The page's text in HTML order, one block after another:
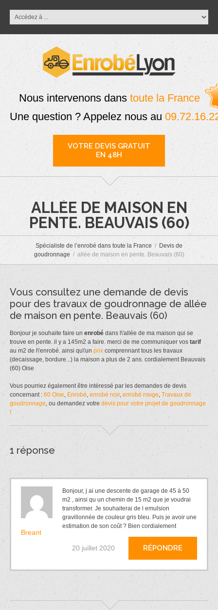
Nous intervenons dans toute la France
Une question ? Appelez nous au
VOTRE DEVIS GRATUIT
EN 48H
ALLÉE DE MAISON EN
PENTE. BEAUVAIS (60)
Spécialiste de l’enrobé dans toute la France
Devis de
goudronnage
allée de maison en pente. Beauvais (60)
Vous consultez une demande de devis
pour des travaux de goudronnage de allée
de maison en pente. Beauvais (60)
Bonjour je souhaite faire un enrobé dans l\'allée de ma maison qui se
trouve en pente. il y a 145m2 a faire. merci de me communiquer vos tarif
au m2 de l\'enrobé. ainsi qu\'un prix comprennant tous les travaux
(decaissage, bordure...) la maison a plus de 2 ans. cordialement Beauvais
(60) Oise
Vous pourriez également être intéressé par les demandes de devis
concernant : 60 Oise Enrobé enrobé noir, enrobé rouge Travaux de
goudronnage , ou demandez votre devis pour votre projet de goudronnage
!
1 réponse
Breant
Bonjour, j ai une descente de garage de 45 à 50
m2 , ainsi qu un chemin de 15 m2 que je voudrai
transformer. Je souhaiterai de l emulsion
gravillonnée de couleur gris bleu. Puis je avoir une
estimation de son coût ? Bien cordialement
RÉPONDRE
20 juillet 2020